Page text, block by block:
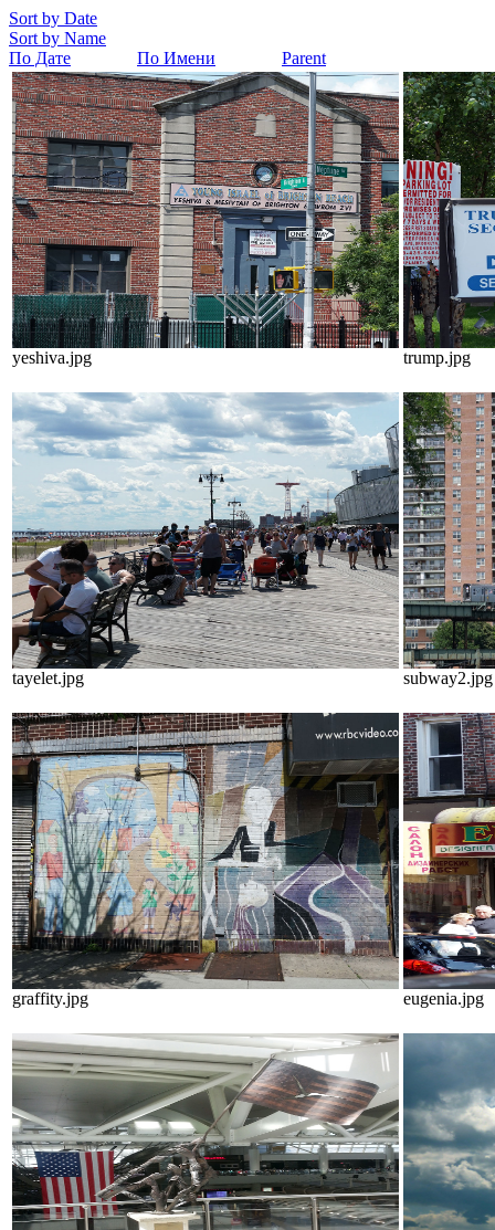
Sort by Date
Sort by Name
По Дате
По Имени Parent
yeshiva.jpg trump.jpg
tayelet.jpg subway2.jpg
graffity.jpg eugenia.jpg